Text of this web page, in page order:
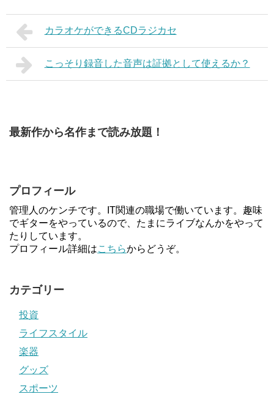
カラオケができるCDラジカセ
こっそり録音した音声は証拠として使えるか？
最新作から名作まで読み放題！
プロフィール
管理人のケンチです。IT関連の職場で働いています。趣味
でギターをやっているので、たまにライブなんかをやって
たりしています。
プロフィール詳細はこちらからどうぞ。
カテゴリー
投資
ライフスタイル
楽器
グッズ
スポーツ